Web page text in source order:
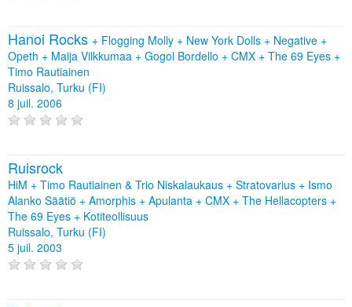
Hanoi Rocks + Flogging Molly + New York Dolls + Negative +
Opeth + Maija Vilkkumaa + Gogol Bordello + CMX + The 69 Eyes +
Timo Rautiainen
Ruissalo, Turku (FI)
8 juil. 2006
Ruisrock
HiM + Timo Rautiainen & Trio Niskalaukaus + Stratovarius + Ismo
Alanko Säätiö + Amorphis + Apulanta + CMX + The Hellacopters +
The 69 Eyes + Kotiteollisuus
Ruissalo, Turku (FI)
5 juil. 2003